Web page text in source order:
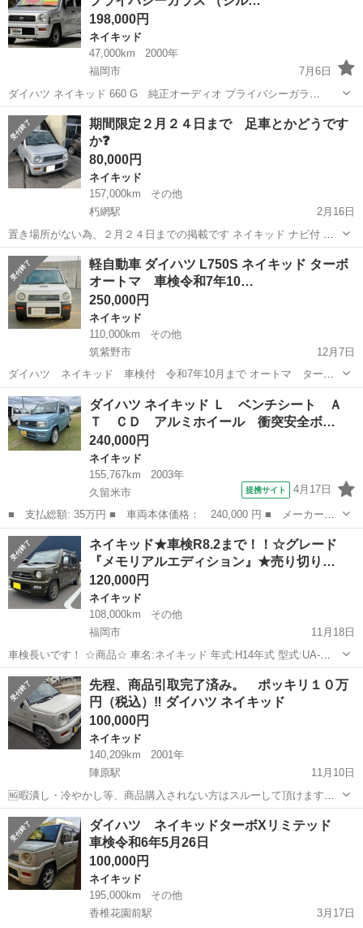
198,000円
ネイキッド
47,000km
2000年
福岡市
7月6日
ダイハツ ネイキッド 660 G 純正オーディオ プライバシーガラ
ス （シルバー） クロカン・ＳＵＶ 軽自動車 本体価格 198,000円 年
式(初度登録年):2000(H12) 走行距離:4.7万km 修復歴:なし...
福岡 福岡市 ネイキッド クロカン
期間限定２月２４日まで 足車とかどうです
か❓
80,000円
ネイキッド
157,000km
その他
朽網駅
2月16日
置き場所がない為、２月２４日までの掲載です ネイキッド ナビ付 車
検 来年２月まで残ってます 写真の様に凹みや色褪せ有ります 足車や
部品取りにいかがですか？ 走る曲がる止まる問題ありません。 現状販
売になりますので、...
福岡 北九州市 朽網駅 ネイキッド 足車
軽自動車 ダイハツ L750S ネイキッド ターボ
オートマ 車検令和7年10…
250,000円
ネイキッド
110,000km
その他
筑紫野市
12月7日
ダイハツ ネイキッド 車検付 令和7年10月まで オートマ ターボ
付車 2000年式 走行11000キロ 色はパールホワイトと艶消しブラック
のツートンカラー タイミングベルト､ウォーターポンプ､ベルト､プラ
グ､エア...
福岡 筑紫野市 ネイキッド ターボ
ダイハツ ネイキッド Ｌ ベンチシート Ａ
Ｔ ＣＤ アルミホイール 衝突安全ボ…
240,000円
ネイキッド
155,767km
2003年
久留米市
提携サイト 4月17日
■ 支払総額: 35万円 ■ 車両本体価格： 240,000 円 ■ メーカー
名： ダイハツ ■ 車種名： ネイキッド ■ グレード名： Ｌ ベ
ンチシート ＡＴ ＣＤ アルミホイール 衝突安全ボディ エアコ
ン パワーステア...
福岡 久留米市 ネイキッド
ネイキッド★車検R8.2まで！！☆グレード
『メモリアルエディション』★売り切り…
120,000円
ネイキッド
108,000km
その他
福岡市
11月18日
車検長いです！ ☆商品☆ 車名:ネイキッド 年式:H14年式 型式:UA-
L750S 走行距離:108000km 車検:R8.2.9 グレード:メモリアルエディシ
ョン エアコン効きます。車検もありです。 傷、色褪せ多数あ...
福岡 福岡市 ネイキッド 売り切り
先程、商品引取完了済み。 ポッキリ１０万
円（税込）‼️ ダイハツ ネイキッド
100,000円
ネイキッド
140,209km
2001年
陣原駅
11月10日
🆖暇潰し・冷やかし等、商品購入されない方はスルーして頂けますか
大迷惑なので、必ず下記説明まで確認して下さい。 🆖商品、知人から
の委託販売にて１１月２０日迄の出品になりますので、取引当日に商
品購入され持ち帰られる方のみで...
福岡 北九州市 ネイキッド 走行距離
ダイハツ ネイキッドターボXリミテッド
車検令和6年5月26日
100,000円
ネイキッド
195,000km
その他
香椎花園前駅
3月17日